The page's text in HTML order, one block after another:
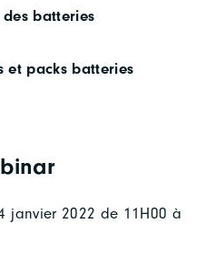
batteries
et packs batteries
janvier 2022 de 11H00 à